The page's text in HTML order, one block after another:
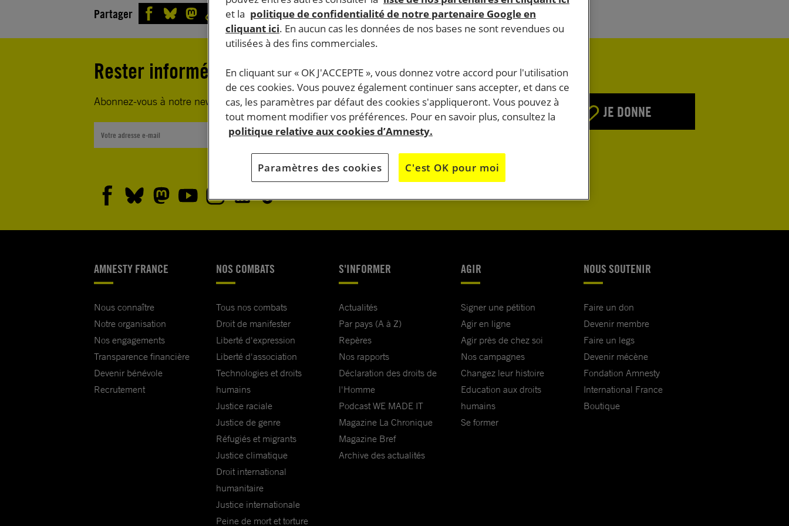
Partager
Rester informé·e
Abonnez-vous à notre newsletter hebdo.
OK
J’AGIS JE DONNE
JE M’ENGAGE
AMNESTY FRANCE
Nous connaître
Notre organisation
Nos engagements
Transparence financière
Devenir bénévole
Recrutement
NOS COMBATS
Tous nos combats
Droit de manifester
Liberté d'expression
Liberté d'association
Technologies et droits
humains
Justice raciale
Justice de genre
Réfugiés et migrants
Justice climatique
Droit international
humanitaire
Justice internationale
Peine de mort et torture
S'INFORMER
Actualités
Par pays (A à Z)
Repères
Nos rapports
Déclaration des droits de
l'Homme
Podcast WE MADE IT
Magazine La Chronique
Magazine Bref
Archive des actualités
AGIR
Signer une pétition
Agir en ligne
Agir près de chez soi
Nos campagnes
Changez leur histoire
Education aux droits
humains
Se former
NOUS SOUTENIR
Faire un don
Devenir membre
Faire un legs
Devenir mécène
Fondation Amnesty
International France
Boutique
et la politique de confidentialité de notre partenaire Google en
cliquant ici. En aucun cas les données de nos bases ne sont revendues ou
utilisées à des fins commerciales.
En cliquant sur « OK J'ACCEPTE », vous donnez votre accord pour l'utilisation
de ces cookies. Vous pouvez également continuer sans accepter, et dans ce
cas, les paramètres par défaut des cookies s'appliqueront. Vous pouvez à
tout moment modifier vos préférences. Pour en savoir plus, consultez la
politique relative aux cookies d’Amnesty.
Paramètres des cookies C'est OK pour moi